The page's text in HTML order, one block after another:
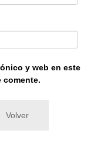
y web en este
comente.
Volver